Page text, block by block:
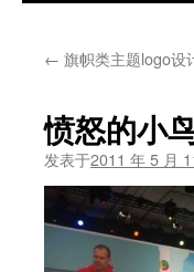
文← 旗帜类主题logo设
愤怒的小
发表于2011 年 5 月